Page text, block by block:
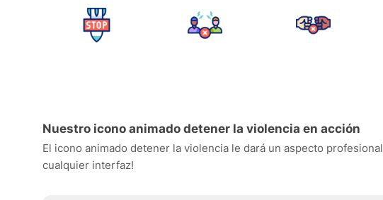
Nuestro icono animado detener la violencia en acción
El icono animado detener la violencia le dará un aspecto
cualquier interfaz!